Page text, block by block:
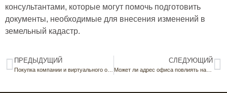
консультантами, которые могут помочь подготовить
документы, необходимые для внесения изменений в
земельный кадастр.
ПРЕДЫДУЩИЙ СЛЕДУЮЩИЙ
Может ли адрес офиса повлиять на имидж компании?